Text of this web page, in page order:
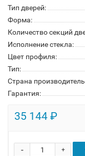
Тип дверей:
Форма:
Количество секций
Исполнение стекла:
Цвет профиля:
Тип:
Страна
Гарантия:
35 144 ₽
+
-